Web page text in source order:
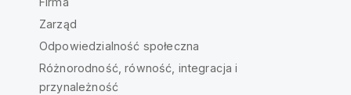
Zarząd
Odpowiedzialność społeczna
Różnorodność, równość, integracja i
przynależność